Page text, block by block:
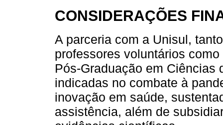
CONSIDERAÇÕES
A parceria com a Unisul,
professores voluntários
Pós-Graduação em Ciências
indicadas no combate à
inovação em saúde,
assistência, além de